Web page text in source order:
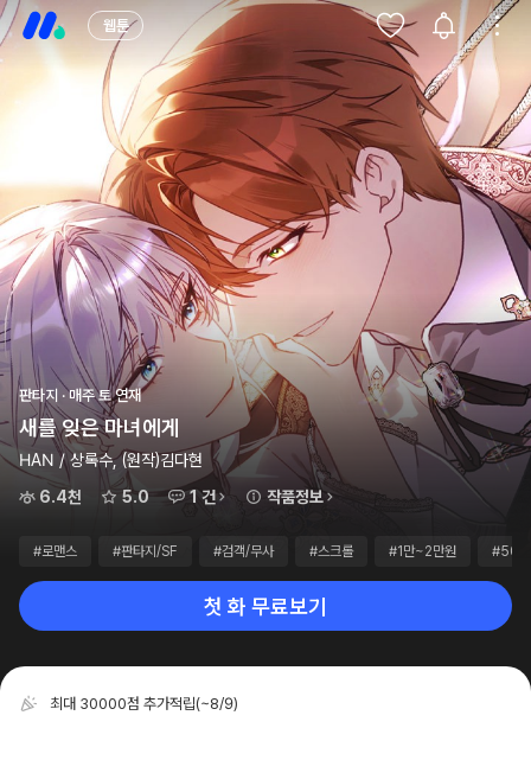
웹툰
판타지 · 매주 토 연재
새를 잊은 마녀에게
HAN / 상록수, (원작)김다현
6.4천
5.0 1 건 작품정보
#로맨스 #판타지/SF #검객/무사 #스크롤 #1만~2만원 #50화
첫 화 무료보기
최대 30000점 추가적립(~8/9)